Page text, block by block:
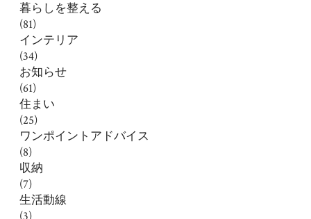
暮らしを整える
(81)
インテリア
(34)
お知らせ
(61)
住まい
(25)
ワンポイントアドバイス
(8)
収納
(7)
生活動線